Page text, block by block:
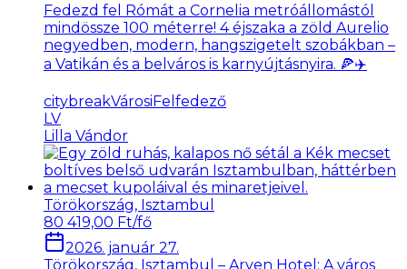
Fedezd fel Rómát a Cornelia metróállomástól
mindössze 100 méterre! 4 éjszaka a zöld Aurelio
negyedben, modern, hangszigetelt szobákban –
a Vatikán és a belváros is karnyújtásnyira. 🍕✈️
citybreakVárosiFelfedező
LV
Lilla Vándor
Törökország, Isztambul
80 419,00 Ft/fő
2026. január 27.
Törökország, Isztambul – Arven Hotel: A város